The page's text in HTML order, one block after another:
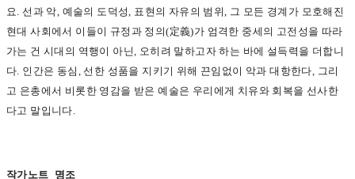
요. 선과 악, 예술의 도덕성, 표현의 자유의 범위, 그 모든 경계가 모호해진
현대 사회에서 이들이 규정과 정의(定義)가 엄격한 중세의 고전성을 따라
가는 건 시대의 역행이 아닌, 오히려 말하고자 하는 바에 설득력을 더합니
다. 인간은 동심, 선한 성품을 지키기 위해 끈임없이 악과 대항한다, 그리
고 은총에서 비롯한 영감을 받은 예술은 우리에게 치유와 회복을 선사한
다고 말입니다.
작가노트_명조